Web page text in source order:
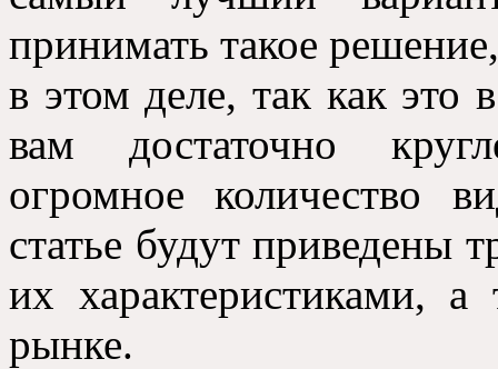
принимать такое
в этом деле, так как это
вам достаточно
огромное количество
статье будут приведены
их характеристиками,
рынке.